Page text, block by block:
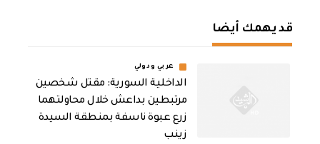
قد يهمك أيضا
عربي ودولي
الداخلية السورية: مقتل شخصين
مرتبطين بداعش خلال محاولتهما
زرع عبوة ناسفة بمنطقة السيدة
زينب